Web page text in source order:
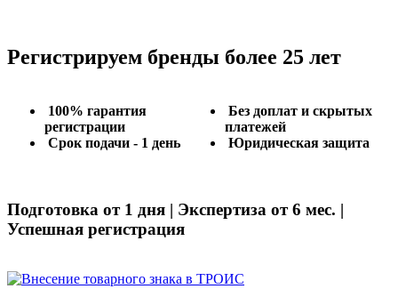
Регистрируем бренды более 25 лет
100% гарантия
регистрации
Срок подачи - 1 день
Без доплат и скрытых
платежей
Юридическая защита
Подготовка от 1 дня | Экспертиза от 6 мес. |
Успешная регистрация